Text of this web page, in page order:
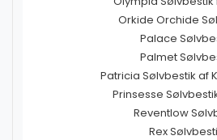
Orkide Orchide
Palace
Palmet
Patricia Sølvbestik af
Prinsesse
Reventlow
Rex